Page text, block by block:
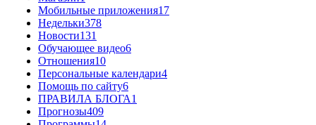
Мобильные приложения17
Недельки378
Новости131
Обучающее видео6
Отношения10
Персональные календари4
Помощь по сайту6
ПРАВИЛА БЛОГА1
Прогнозы409